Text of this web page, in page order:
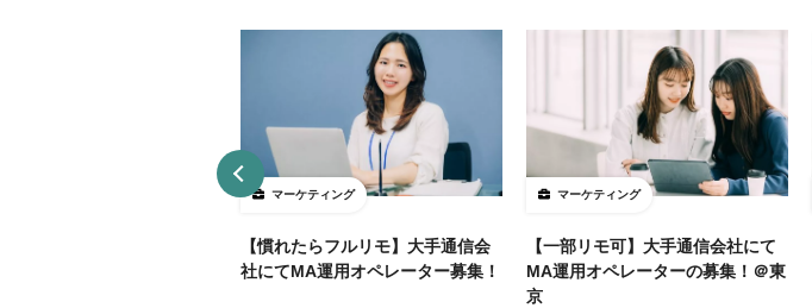
マーケティング
【慣れたらフルリモ】大手通信会
社にてMA運用オペレーター募集！
マーケティング
【一部リモ可】大手通信会社にて
MA運用オペレーターの募集！＠東
京